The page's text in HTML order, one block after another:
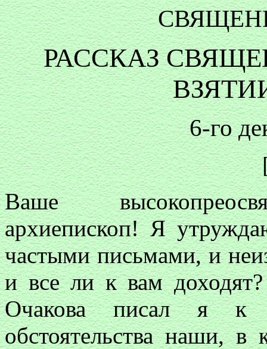
РАССКАЗ
6-го
Ваше
архиепископ! Я
частыми письмами, и
и все ли к вам
Очакова писал я к
обстоятельства наши, в